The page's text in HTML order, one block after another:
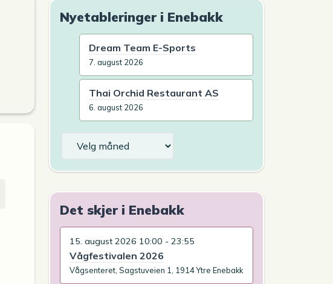
Nyetableringer i Enebakk
Dream Team E-Sports
7. august 2026
Thai Orchid Restaurant AS
6. august 2026
Det skjer i Enebakk
15. august 2026 10:00 - 23:55
Vågfestivalen 2026
Vågsenteret, Sagstuveien 1, 1914 Ytre Enebakk